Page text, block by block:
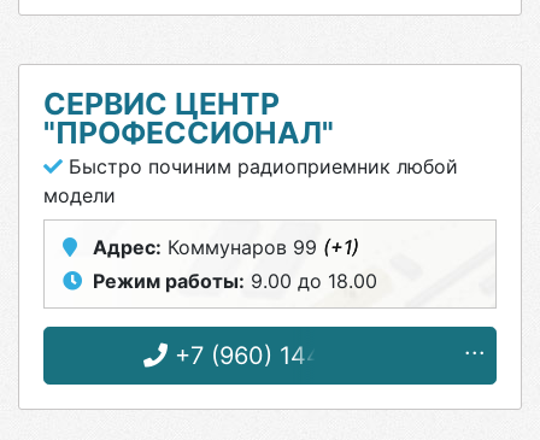
СЕРВИС ЦЕНТР
"ПРОФЕССИОНАЛ"
Быстро починим радиоприемник любой
модели
Адрес: Коммунаров 99 (+1)
Режим работы: 9.00 до 18.00
+7 (960) 144-75-91